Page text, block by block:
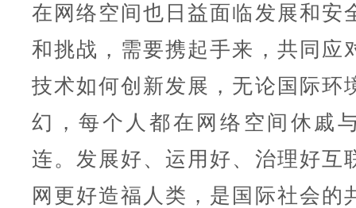
在网络空间也日益面临发展和安
和挑战，需要携起手来，共同应
技术如何创新发展，无论国际环
幻，每个人都在网络空间休戚
连。发展好、运用好、治理好互
网更好造福人类，是国际社会的